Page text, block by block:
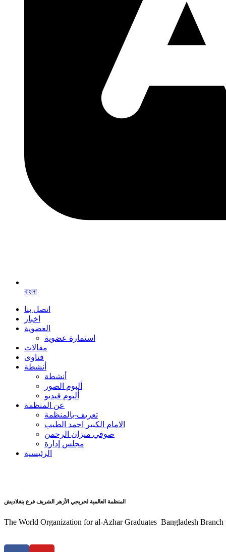
বাংলা
اتصل بنا
اخبار
العضوية
استمارة عضوية
مقالات
فتاوى
أنشطة
أنشطة
ألبوم الصور
ألبوم فيديو
عن المنظمة
تعريف-بالمنظمة
الامام الكبير احمد الطيب
صوفي ميزان الرحمن
مجلس إدارة
الرئيسية
المنظمة العالمية لخريجي الأزهر الشريف فرع بنغلاديش
The World Organization for al-Azhar Graduates Bangladesh Branch